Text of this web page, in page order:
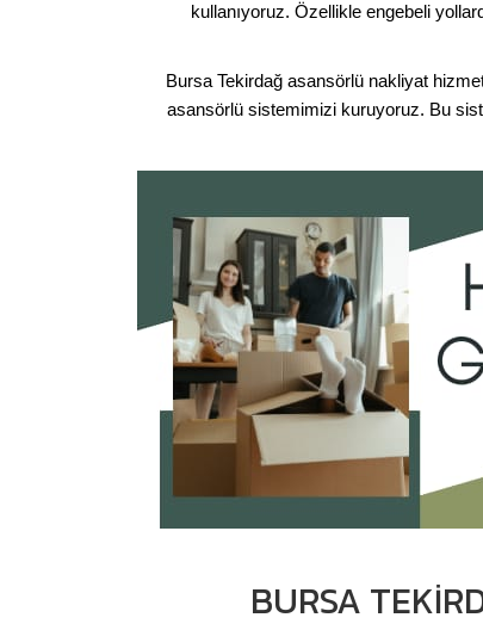
kullanıyoruz. Özellikle engebeli
Bursa Tekirdağ asansörlü nakliyat
asansörlü sistemimizi kuruyoruz. Bu
BURSA